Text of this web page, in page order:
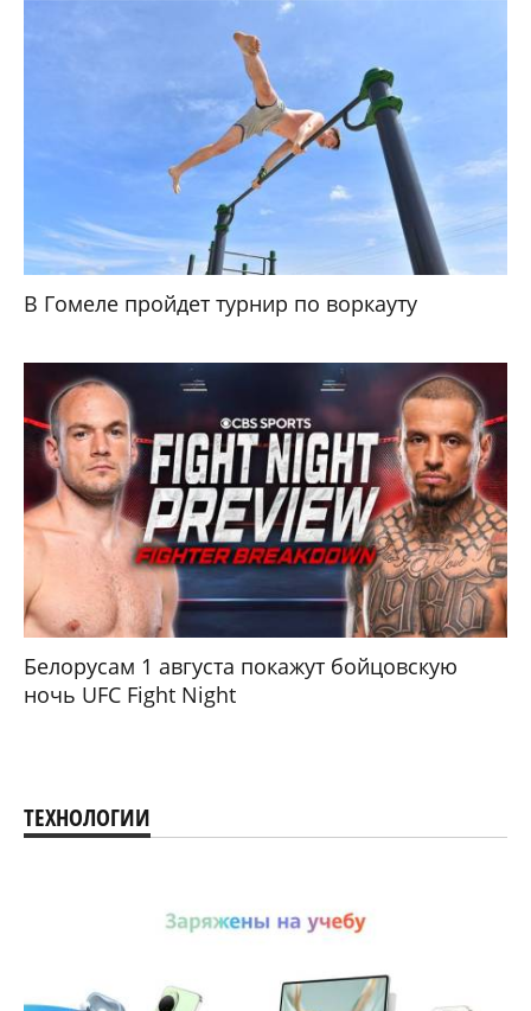
В Гомеле пройдет турнир по воркауту
Белорусам 1 августа покажут бойцовскую
ночь UFC Fight Night
ТЕХНОЛОГИИ